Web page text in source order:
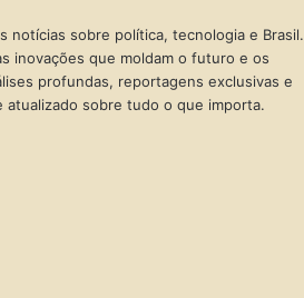
notícias sobre política, tecnologia e Brasil.
inovações que moldam o futuro e os
profundas, reportagens exclusivas e
sobre tudo o que importa.